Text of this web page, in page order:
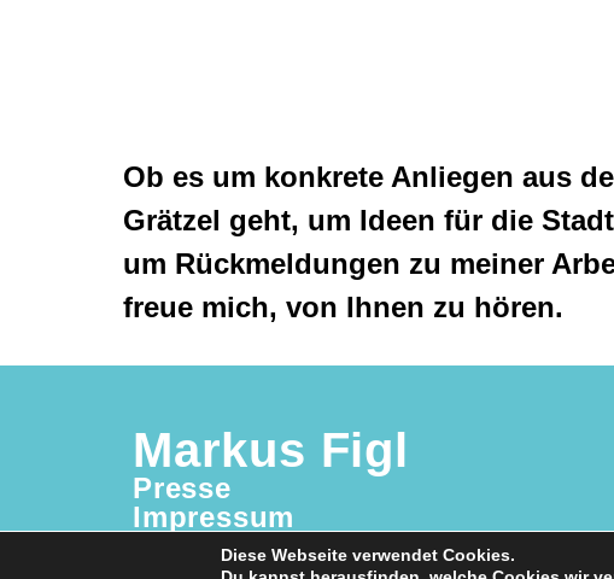
Ob es um konkrete Anliegen aus
Grätzel geht, um Ideen für die
um Rückmeldungen zu meiner
freue mich, von Ihnen zu hören.
Markus Figl
Presse
Impressum
Datenschutz
Diese Webseite verwendet Cookies.